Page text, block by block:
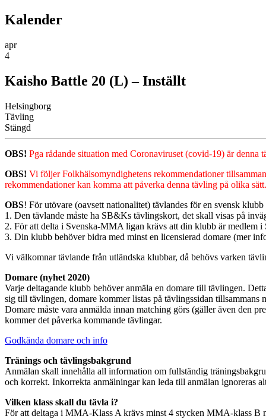
Kalender
apr
4
Kaisho Battle 20 (L) – Inställt
Helsingborg
Tävling
Stängd
OBS! Pga rådande situation med Coronaviruset (covid-19) är denna
OBS! Vi följer Folkhälsomyndighetens rekommendationer
rekommendationer kan komma att påverka denna tävling på olika
OBS! För utövare (oavsett nationalitet) tävlandes för en svensk klubb
1. Den tävlande måste ha SB&Ks tävlingskort, det skall visas på
2. För att delta i Svenska-MMA ligan krävs att din klubb är
3. Din klubb behöver bidra med minst en licensierad domare (mer
Vi välkomnar tävlande från utländska klubbar, då behövs varken
Domare (nyhet 2020)
Varje deltagande klubb behöver anmäla en domare till tävlingen.
sig till tävlingen, domare kommer listas på tävlingssidan tillsammans
Domare måste vara anmälda innan matching görs (gäller även den
kommer det påverka kommande tävlingar.
Godkända domare och info
Tränings och tävlingsbakgrund
Anmälan skall innehålla all information om fullständig
och korrekt. Inkorrekta anmälningar kan leda till anmälan ignoreras
Vilken klass skall du tävla i?
För att deltaga i MMA-Klass A krävs minst 4 stycken MMA-klass B